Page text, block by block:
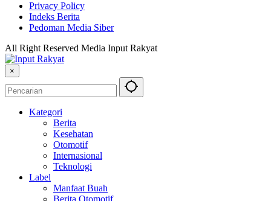
Privacy Policy
Indeks Berita
Pedoman Media Siber
All Right Reserved Media Input Rakyat
×
Kategori
Berita
Kesehatan
Otomotif
Internasional
Teknologi
Label
Manfaat Buah